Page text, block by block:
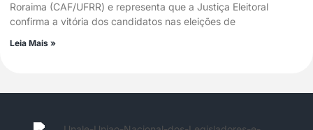
Roraima (CAF/UFRR) e representa que a Justiça Eleitoral
confirma a vitória dos candidatos nas eleições de
Leia Mais »